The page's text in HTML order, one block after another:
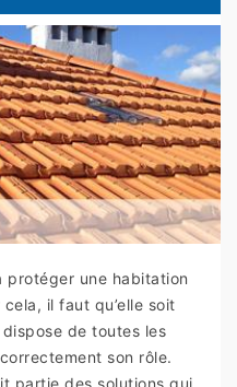
protéger une habitation
il faut qu’elle soit
de toutes les
son rôle.